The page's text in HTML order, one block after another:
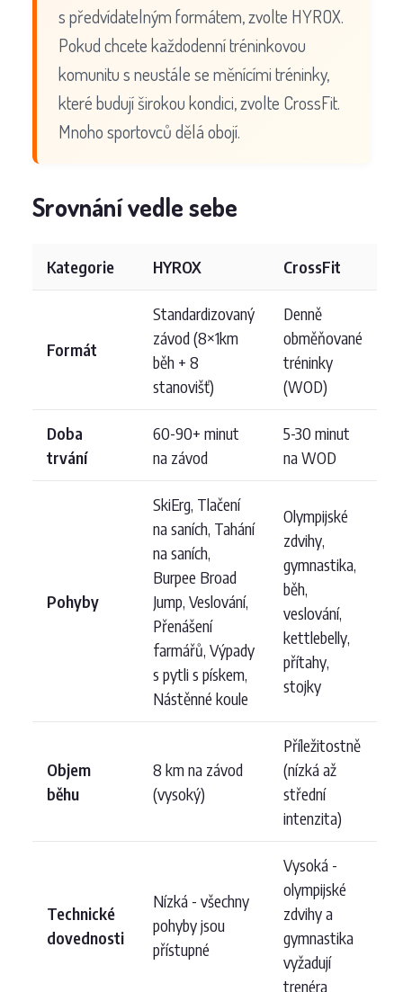
s předvídatelným formátem, zvolte HYROX.
Pokud chcete každodenní tréninkovou
komunitu s neustále se měnícími tréninky,
které budují širokou kondici, zvolte CrossFit.
Mnoho sportovců dělá obojí.
Srovnání vedle sebe
Kategorie HYROX CrossFit
Formát
Standardizovaný
závod (8×1km
běh + 8
stanovišť)
Denně
obměňované
tréninky
(WOD)
Doba
trvání
60-90+ minut
na závod
5-30 minut
na WOD
Pohyby
SkiErg, Tlačení
na saních, Tahání
na saních,
Burpee Broad
Jump, Veslování,
Přenášení
farmářů, Výpady
s pytli s pískem,
Nástěnné koule
Olympijské
zdvihy,
gymnastika,
běh,
veslování,
kettlebelly,
přítahy,
stojky
Objem
běhu
8 km na závod
(vysoký)
Příležitostně
(nízká až
střední
intenzita)
Technické
dovednosti
Nízká - všechny
pohyby jsou
přístupné
Vysoká -
olympijské
zdvihy a
gymnastika
vyžadují
trenéra